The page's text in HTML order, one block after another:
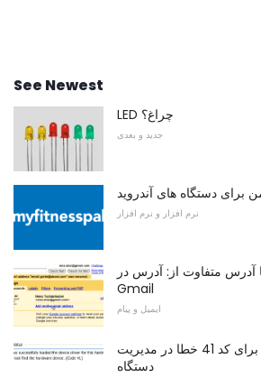
See Newest
LED چراغ؟
جدید و بعدی
برای دستگاه های آندروید
نرم افزار و نرم افزار
آدرس متفاوت از: آدرس در
Gmail
ایمیل و پیام
یک راهنمای عیب یابی برای کد 41 خطا در مدیریت
دستگاه